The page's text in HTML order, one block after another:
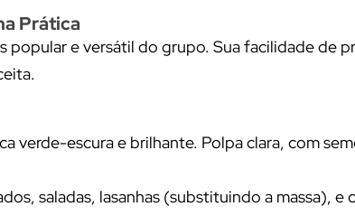
Prática
popular e versátil do grupo. Sua facilidade de
verde-escura e brilhante. Polpa clara, com
saladas, lasanhas (substituindo a massa), e